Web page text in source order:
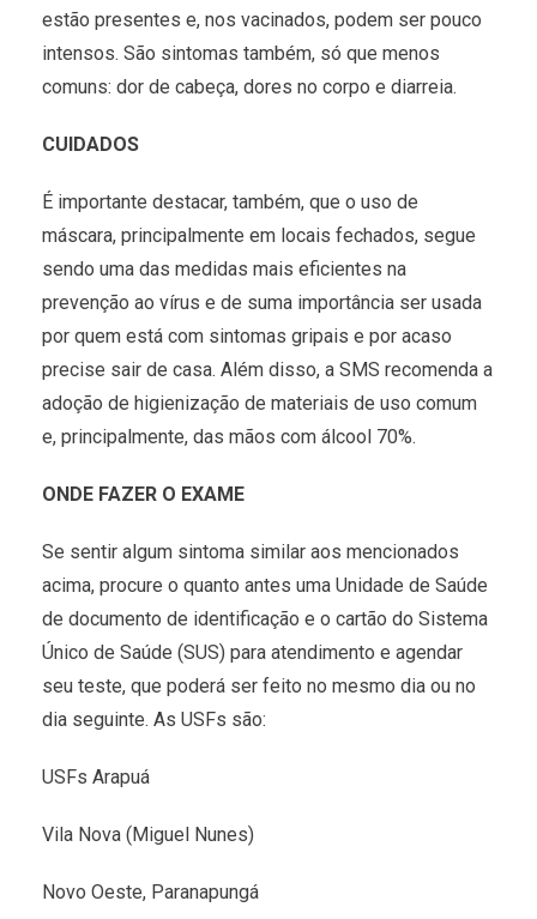
estão presentes e, nos vacinados, podem ser pouco
intensos. São sintomas também, só que menos
comuns: dor de cabeça, dores no corpo e diarreia.
CUIDADOS
É importante destacar, também, que o uso de
máscara, principalmente em locais fechados, segue
sendo uma das medidas mais eficientes na
prevenção ao vírus e de suma importância ser usada
por quem está com sintomas gripais e por acaso
precise sair de casa. Além disso, a SMS recomenda a
adoção de higienização de materiais de uso comum
e, principalmente, das mãos com álcool 70%.
ONDE FAZER O EXAME
Se sentir algum sintoma similar aos mencionados
acima, procure o quanto antes uma Unidade de Saúde
de documento de identificação e o cartão do Sistema
Único de Saúde (SUS) para atendimento e agendar
seu teste, que poderá ser feito no mesmo dia ou no
dia seguinte. As USFs são:
USFs Arapuá
Vila Nova (Miguel Nunes)
Novo Oeste, Paranapungá